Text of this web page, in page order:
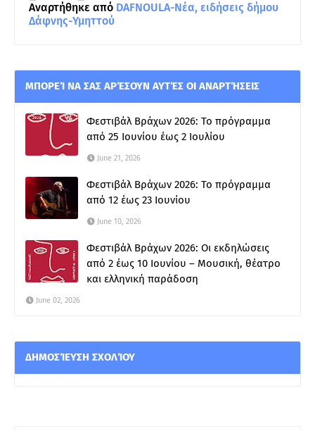
Αναρτήθηκε από DAFNOULA-Νέα, ειδήσεις δήμου
Δάφνης-Υμηττού
ΜΠΟΡΕΊ ΝΑ ΣΑΣ ΑΡΈΣΟΥΝ ΑΥΤΈΣ ΟΙ ΑΝΑΡΤΉΣΕΙΣ
Φεστιβάλ Βράχων 2026: Το πρόγραμμα
από 25 Ιουνίου έως 2 Ιουλίου
June 21, 2026
Φεστιβάλ Βράχων 2026: Το πρόγραμμα
από 12 έως 23 Ιουνίου
June 10, 2026
Φεστιβάλ Βράχων 2026: Οι εκδηλώσεις
από 2 έως 10 Ιουνίου – Μουσική, θέατρο
και ελληνική παράδοση
June 02, 2026
ΔΗΜΟΣΊΕΥΣΗ ΣΧΟΛΊΟΥ